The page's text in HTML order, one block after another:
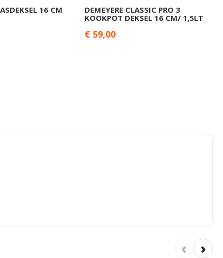
16 CM
DEMEYERE CLASSIC PRO 3
KOOKPOT DEKSEL 16 CM/ 1,5LT
€ 59,00
‹ ›